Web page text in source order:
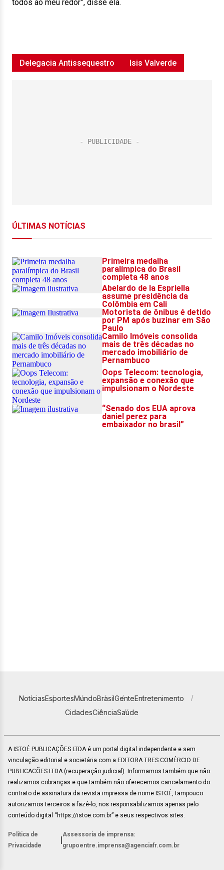
todos ao meu redor”, disse ela.
Delegacia Antissequestro Isis Valverde
NotíciasEsportesMundoBrasilGenteEntretenimento
CidadesCiênciaSaúde
A ISTOÉ PUBLICAÇÕES LTDA é um portal digital independente e sem
vinculação editorial e societária com a EDITORA TRES COMÉRCIO DE
PUBLICACÕES LTDA (recuperação judicial). Informamos também que não
realizamos cobranças e que também não oferecemos cancelamento do
contrato de assinatura da revista impressa de nome ISTOÉ, tampouco
autorizamos terceiros a fazê-lo, nos responsabilizamos apenas pelo
conteúdo digital “https://istoe.com.br” e seus respectivos sites.
Política de
Privacidade
Assessoria de imprensa:
grupoentre.imprensa@agenciafr.com.br